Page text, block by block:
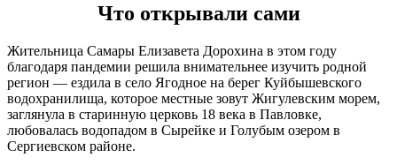
Что открывали сами
Жительница Самары Елизавета Дорохина в этом году
благодаря пандемии решила внимательнее изучить родной
регион — ездила в село Ягодное на берег Куйбышевского
водохранилища, которое местные зовут Жигулевским морем,
заглянула в старинную церковь 18 века в Павловке,
любовалась водопадом в Сырейке и Голубым озером в
Сергиевском районе.